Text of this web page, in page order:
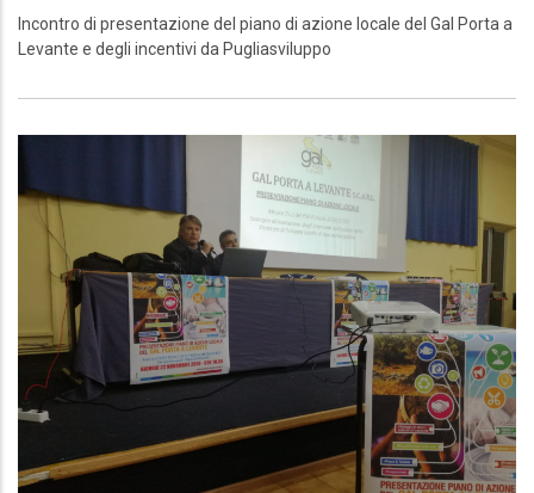
Incontro di presentazione del piano di azione locale del Gal Porta a
Levante e degli incentivi da Pugliasviluppo